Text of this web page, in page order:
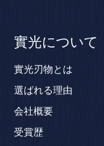
實光について
實光刃物とは
選ばれる理由
会社概要
受賞歴